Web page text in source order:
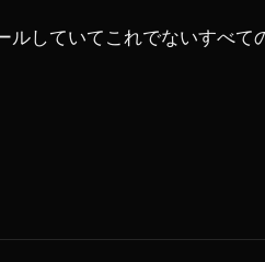
ルしていてこれでないすべて